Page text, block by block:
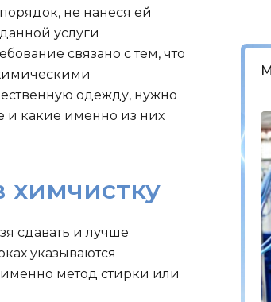
не нанеся ей
услуги
связано с тем, что
одежду, нужно
и какие именно из них
химчистку
сдавать и лучше
указываются
метод стирки или